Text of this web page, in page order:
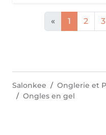
« 1 2 3
Salonkee Onglerie et
Ongles en gel